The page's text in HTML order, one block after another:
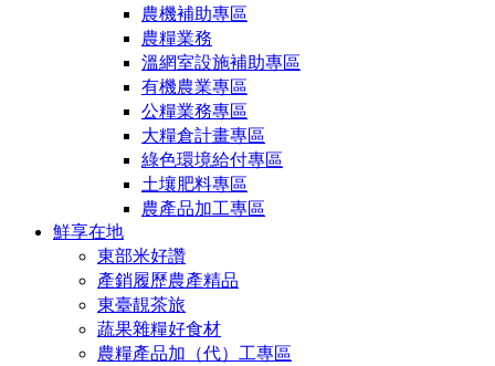
農機補助專區
農糧業務
溫網室設施補助專區
有機農業專區
公糧業務專區
大糧倉計畫專區
綠色環境給付專區
土壤肥料專區
農產品加工專區
鮮享在地
東部米好讚
產銷履歷農產精品
東臺靚茶旅
蔬果雜糧好食材
農糧產品加（代）工專區